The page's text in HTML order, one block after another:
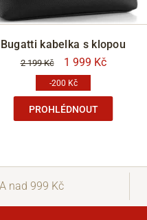
Bugatti kabelka s klopou
2 199 Kč 1 999 Kč
-200 Kč
PROHLÉDNOUT
čištění
nad 999 Kč